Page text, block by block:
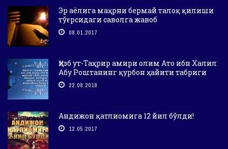
Эр аёлига маҳрни бермай талоқ қилиши
тўғрсидаги саволга жавоб
08.01.2017
Ҳизб ут-Таҳрир амири олим Ато ибн Халил
Абу Роштанинг қурбон ҳайити табриги
22.08.2018
Андижон қатлиомига 12 йил бўлди!
12.05.2017